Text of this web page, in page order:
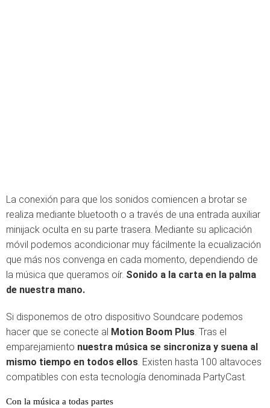
La conexión para que los sonidos comiencen a brotar se
realiza mediante bluetooth o a través de una entrada auxiliar
minijack oculta en su parte trasera. Mediante su aplicación
móvil podemos acondicionar muy fácilmente la ecualización
que más nos convenga en cada momento, dependiendo de
la música que queramos oír. Sonido a la carta en la palma
de nuestra mano.
Si disponemos de otro dispositivo Soundcare podemos
hacer que se conecte al Motion Boom Plus. Tras el
emparejamiento nuestra música se sincroniza y suena al
mismo tiempo en todos ellos. Existen hasta 100 altavoces
compatibles con esta tecnología denominada PartyCast.
Con la música a todas partes